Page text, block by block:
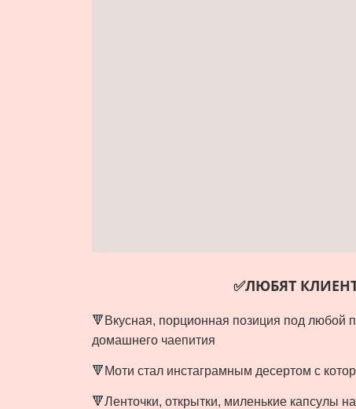
✅ЛЮБЯТ
🔻Вкусная, порционная позиция под любой
домашнего чаепития
🔻Моти стал инстаграмным десертом с
🔻Ленточки, открытки, миленькие капсулы